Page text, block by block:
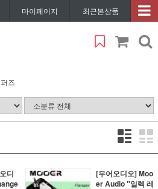
마이페이지 최근본상품
퍼즈
디
[무어오디오] Moo
er Audio "일렉 레